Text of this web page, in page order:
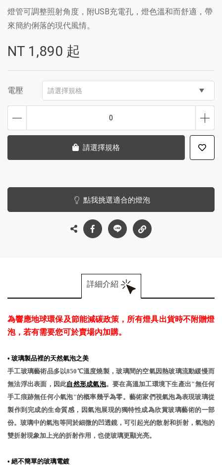
燈管可調整照射角度，附USB充電孔，燈色溫和而舒適，帶
來簡約俐落的現代風情。
NT 1,890 起
電壓 請選擇規格
0
請選擇規格
點我挑選適合的燈泡
詳細介紹
為響應地球環保及節能減碳政策，所有燈具出貨時不附贈燈
泡，若有需要您可於賣場內加購。
• 玻璃製品裡的天然氣泡之美
手工玻璃藝術品多以850℃溫度燒製，玻璃間的空氣因熱玻璃流動緩慢而
無法浮出表面，因此自然形成氣泡。要在高溫加工環境下生產出"無任何
手工痕跡無任何小氣泡"的概率幾乎為零。藝術家們視氣泡為表現玻璃從
製作到完成的生命質感，因氣泡展現的獨特性成為欣賞玻璃藝術的一部
份。玻璃中的氣泡等同於細微的凹透鏡，可引起光的散射和折射，氣泡的
雙折射現象加上光的折射作用，也使玻璃更顯光亮。
• 絕不簡單的玻璃電鍍